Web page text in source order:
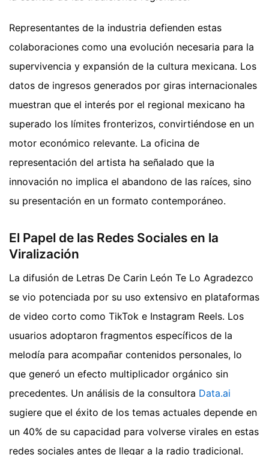
Representantes de la industria defienden estas
colaboraciones como una evolución necesaria para la
supervivencia y expansión de la cultura mexicana. Los
datos de ingresos generados por giras internacionales
muestran que el interés por el regional mexicano ha
superado los límites fronterizos, convirtiéndose en un
motor económico relevante. La oficina de
representación del artista ha señalado que la
innovación no implica el abandono de las raíces, sino
su presentación en un formato contemporáneo.
El Papel de las Redes Sociales en la
Viralización
La difusión de Letras De Carin León Te Lo Agradezco
se vio potenciada por su uso extensivo en plataformas
de video corto como TikTok e Instagram Reels. Los
usuarios adoptaron fragmentos específicos de la
melodía para acompañar contenidos personales, lo
que generó un efecto multiplicador orgánico sin
precedentes. Un análisis de la consultora Data.ai
sugiere que el éxito de los temas actuales depende en
un 40% de su capacidad para volverse virales en estas
redes sociales antes de llegar a la radio tradicional.